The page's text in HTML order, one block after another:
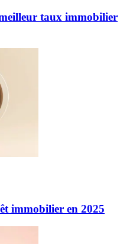
taux immobilier
immobilier en 2025